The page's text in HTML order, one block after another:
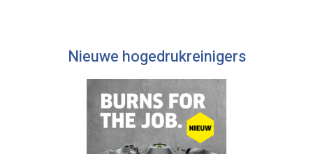
Nieuwe hogedrukreinigers